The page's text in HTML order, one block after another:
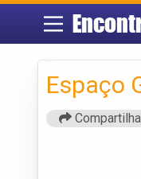
Espaço